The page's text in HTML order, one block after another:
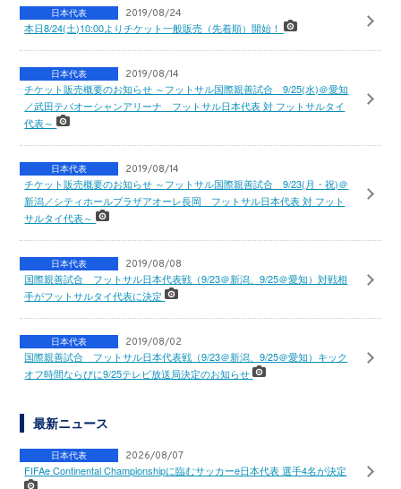
日本代表 2019/08/24
本日8/24(土)10:00よりチケット一般販売（先着順）開始！
日本代表 2019/08/14
チケット販売概要のお知らせ ～フットサル国際親善試合 9/25(水)＠愛知
／武田テバオーシャンアリーナ フットサル日本代表 対 フットサルタイ
代表～
日本代表 2019/08/14
チケット販売概要のお知らせ ～フットサル国際親善試合 9/23(月・祝)＠
新潟／シティホールプラザアオーレ長岡 フットサル日本代表 対 フット
サルタイ代表～
日本代表 2019/08/08
国際親善試合 フットサル日本代表戦（9/23＠新潟、9/25＠愛知）対戦相
手がフットサルタイ代表に決定
日本代表 2019/08/02
国際親善試合 フットサル日本代表戦（9/23＠新潟、9/25＠愛知）キック
オフ時間ならびに9/25テレビ放送局決定のお知らせ
最新ニュース
日本代表 2026/08/07
FIFAe Continental Championshipに臨むサッカーe日本代表 選手4名が決定